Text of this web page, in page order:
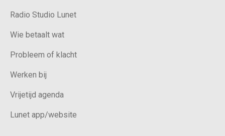
Radio Studio Lunet
Wie betaalt wat
Probleem of klacht
Werken bij
Vrijetijd agenda
Lunet app/website